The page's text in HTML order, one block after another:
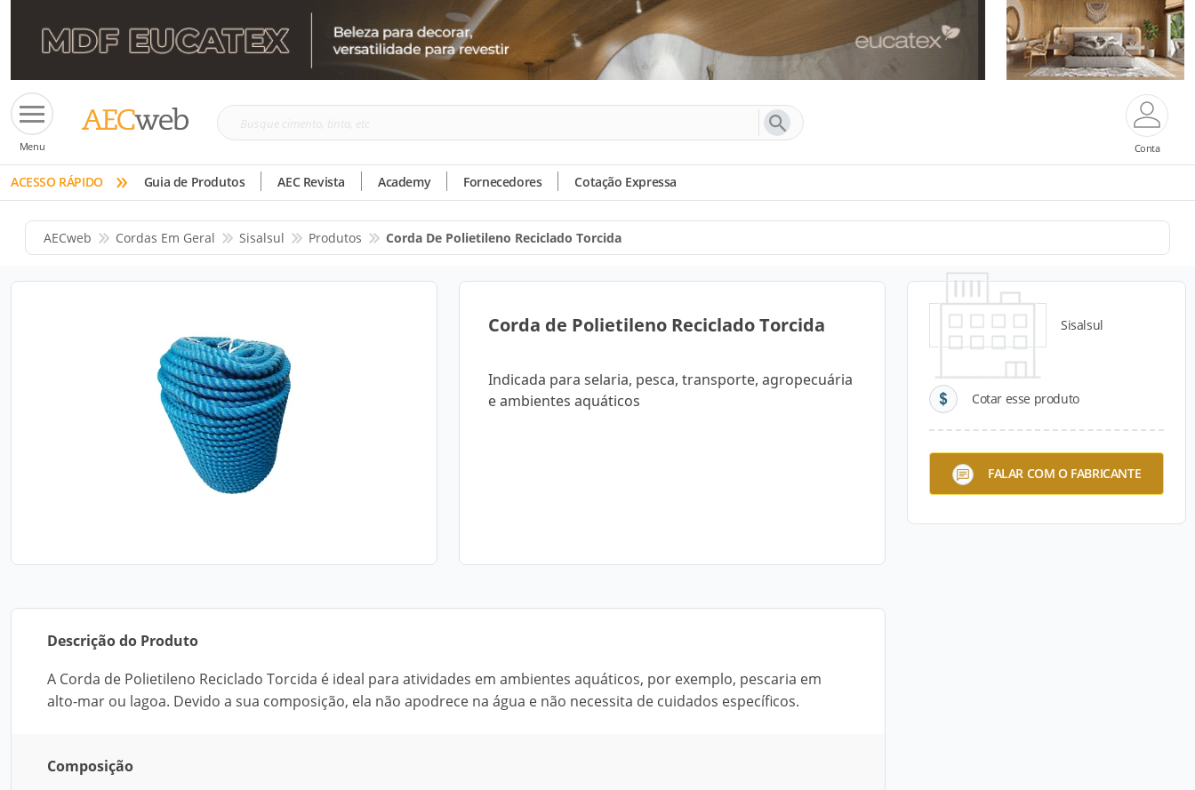
Menu
Busque
tinta,
etc
Conta
ACESSO RÁPIDO » Guia de Produtos AEC Revista Academy Fornecedores Cotação Expressa
AECweb Cordas Em Geral Sisalsul Produtos Corda De Polietileno Reciclado Torcida
Corda de Polietileno Reciclado Torcida
Indicada para selaria, pesca, transporte, agropecuária
e ambientes aquáticos
Sisalsul
Cotar esse produto
FALAR COM O FABRICANTE
Descrição do Produto
A Corda de Polietileno Reciclado Torcida é ideal para atividades em ambientes aquáticos, por exemplo, pescaria em
alto-mar ou lagoa. Devido a sua composição, ela não apodrece na água e não necessita de cuidados específicos.
Composição